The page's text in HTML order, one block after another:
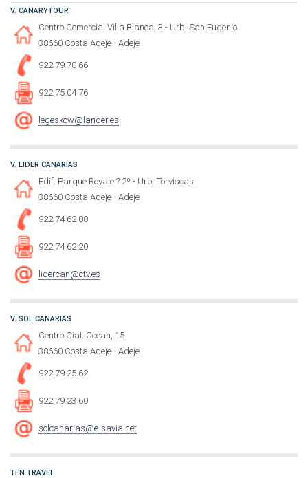
V. CANARYTOUR
Centro Comercial Villa Blanca, 3 - Urb. San Eugenio
38660 Costa Adeje - Adeje
922 79 70 66
922 75 04 76
legeskow@lander.es
V. LIDER CANARIAS
Edif. Parque Royale ? 2º - Urb. Torviscas
38660 Costa Adeje - Adeje
922 74 62 00
922 74 62 20
lidercan@ctv.es
V. SOL CANARIAS
Centro Cial. Ocean, 15
38660 Costa Adeje - Adeje
922 79 25 62
922 79 23 60
solcanarias@e-savia.net
TEN TRAVEL